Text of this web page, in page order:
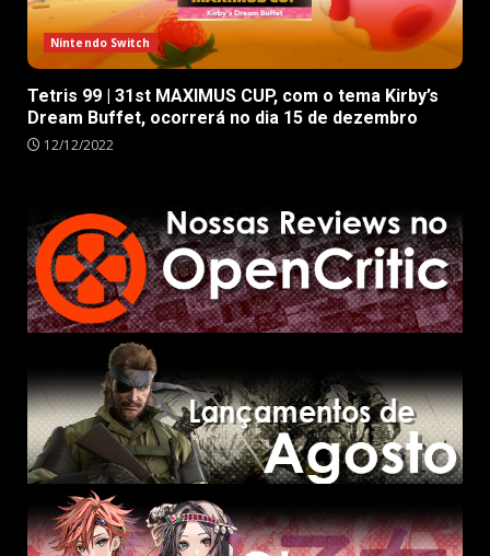
Nintendo Switch
Tetris 99 | 31st MAXIMUS CUP, com o tema Kirby’s
Dream Buffet, ocorrerá no dia 15 de dezembro
12/12/2022